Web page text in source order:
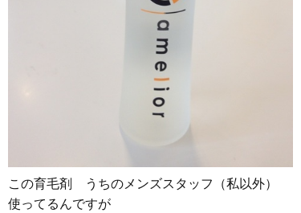
この育毛剤 うちのメンズスタッフ（私以外）
使ってるんですが